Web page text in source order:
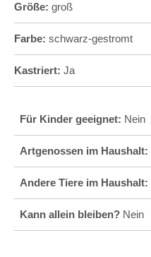
Größe: groß
Farbe: schwarz-gestromt
Kastriert: Ja
Für Kinder geeignet: Nein
Artgenossen im Haushalt:
Andere Tiere im Haushalt:
Kann allein bleiben? Nein